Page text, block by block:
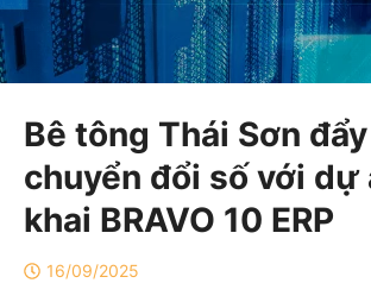
Bê tông Thái Sơn
chuyển đổi số với dự
khai BRAVO 10 ERP
16/09/2025